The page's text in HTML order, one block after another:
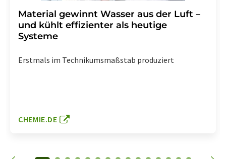
Material gewinnt Wasser aus der Luft –
und kühlt effizienter als heutige
Systeme
Erstmals im Technikumsmaßstab produziert
CHEMIE.DE